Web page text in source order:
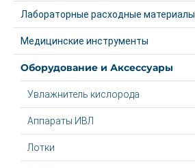
Лабораторные расходные материалы
Медицинские инструменты
Оборудование и Аксессуары
Увлажнитель кислорода
Аппараты ИВЛ
Лотки